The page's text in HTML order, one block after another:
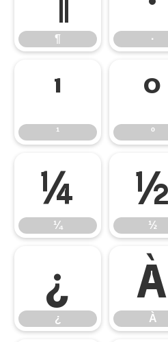
¶ ·
¹
¹
º
º
¼
¼
½
½
¿
¿
À
À